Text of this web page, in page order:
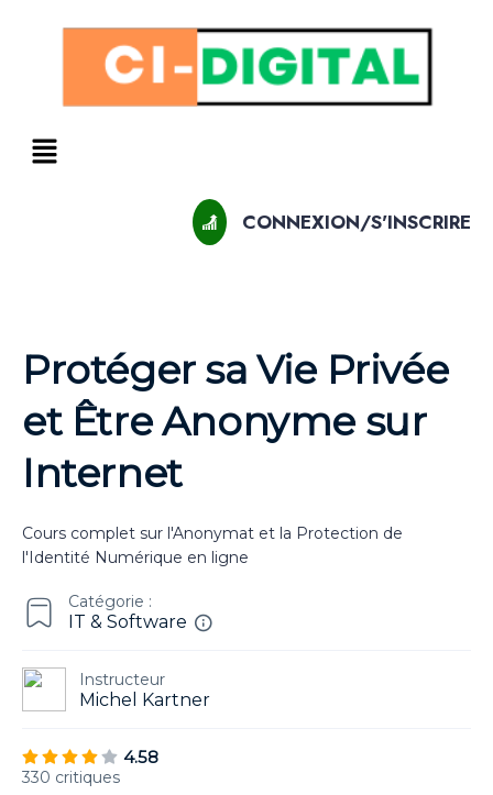
CONNEXION/S'INSCRIRE
Catégorie :
IT & Software
Instructeur
Michel Kartner
4.58
330 critiques
Protéger sa Vie Privée
et Être Anonyme sur
Internet
Cours complet sur l'Anonymat et la Protection de
l'Identité Numérique en ligne